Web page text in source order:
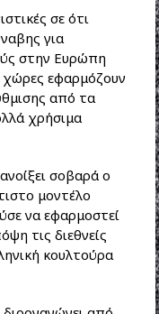
σε ότι
για
στην Ευρώπη
χώρες εφαρμόζουν
από τα
χρήσιμα
σοβαρά ο
μοντέλο
να εφαρμοστεί
τις διεθνείς
κουλτούρα